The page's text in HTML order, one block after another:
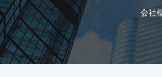
会社